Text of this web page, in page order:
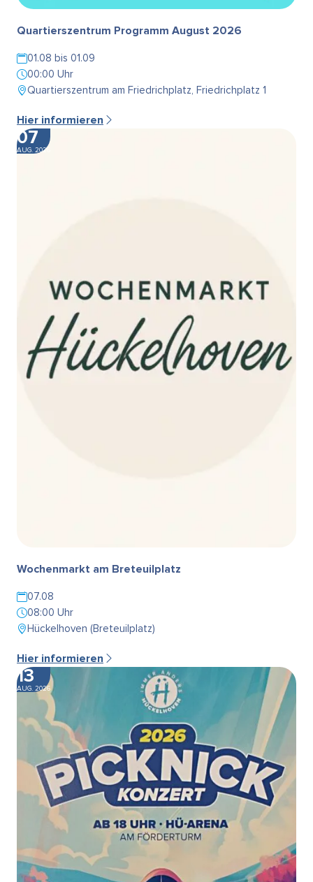
Quartierszentrum Programm August 2026
01.08 bis 01.09
00:00 Uhr
Quartierszentrum am Friedrichplatz, Friedrichplatz 1
Hier informieren
07
AUG. 2026
Wochenmarkt am Breteuilplatz
07.08
08:00 Uhr
Hückelhoven (Breteuilplatz)
Hier informieren
13
AUG. 2026